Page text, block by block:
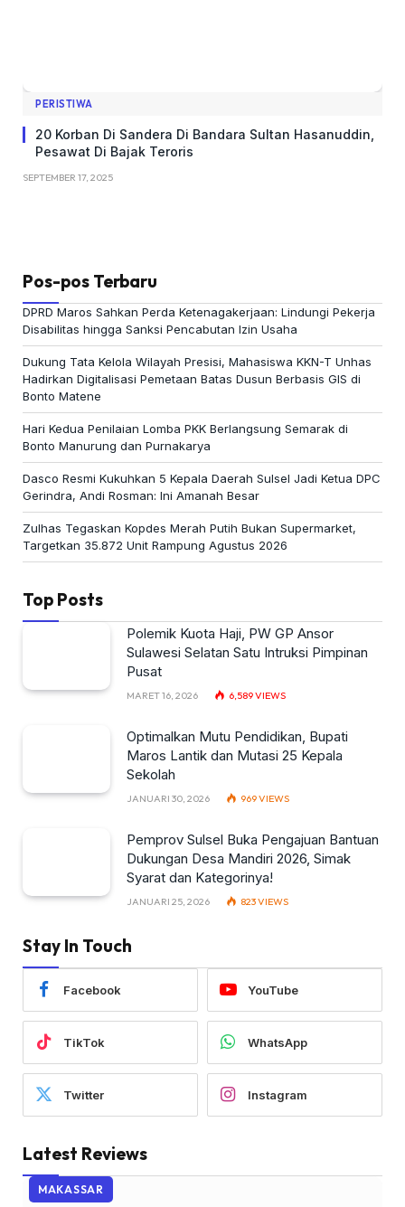
PERISTIWA
20 Korban Di Sandera Di Bandara Sultan Hasanuddin,
Pesawat Di Bajak Teroris
SEPTEMBER 17, 2025
Pos-pos Terbaru
DPRD Maros Sahkan Perda Ketenagakerjaan: Lindungi Pekerja
Disabilitas hingga Sanksi Pencabutan Izin Usaha
Dukung Tata Kelola Wilayah Presisi, Mahasiswa KKN-T Unhas
Hadirkan Digitalisasi Pemetaan Batas Dusun Berbasis GIS di
Bonto Matene
Hari Kedua Penilaian Lomba PKK Berlangsung Semarak di
Bonto Manurung dan Purnakarya
Dasco Resmi Kukuhkan 5 Kepala Daerah Sulsel Jadi Ketua DPC
Gerindra, Andi Rosman: Ini Amanah Besar
Zulhas Tegaskan Kopdes Merah Putih Bukan Supermarket,
Targetkan 35.872 Unit Rampung Agustus 2026
Top Posts
Polemik Kuota Haji, PW GP Ansor
Sulawesi Selatan Satu Intruksi Pimpinan
Pusat
MARET 16, 2026 6,589VIEWS
Optimalkan Mutu Pendidikan, Bupati
Maros Lantik dan Mutasi 25 Kepala
Sekolah
JANUARI 30, 2026 969VIEWS
Pemprov Sulsel Buka Pengajuan Bantuan
Dukungan Desa Mandiri 2026, Simak
Syarat dan Kategorinya!
JANUARI 25, 2026 823VIEWS
Stay In Touch
Facebook YouTube
TikTok WhatsApp
Twitter Instagram
Latest Reviews
MAKASSAR